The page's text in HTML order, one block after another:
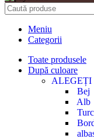
Meniu
Categorii
Toate produsele
După culoare
ALEGEȚI
Bej
Alb